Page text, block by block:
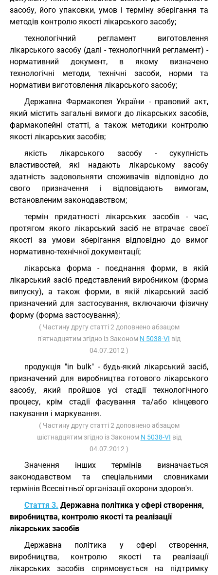
засобу, його упаковки, умов і терміну зберігання та
методів контролю якості лікарського засобу;
технологічний регламент виготовлення
лікарського засобу (далі - технологічний регламент) -
нормативний документ, в якому визначено
технологічні методи, технічні засоби, норми та
нормативи виготовлення лікарського засобу;
Державна Фармакопея України - правовий акт,
який містить загальні вимоги до лікарських засобів,
фармакопейні статті, а також методики контролю
якості лікарських засобів;
якість лікарського засобу - сукупність
властивостей, які надають лікарському засобу
здатність задовольняти споживачів відповідно до
свого призначення і відповідають вимогам,
встановленим законодавством;
термін придатності лікарських засобів - час,
протягом якого лікарський засіб не втрачає своєї
якості за умови зберігання відповідно до вимог
нормативно-технічної документації;
лікарська форма - поєднання форми, в якій
лікарський засіб представлений виробником (форма
випуску), а також форми, в якій лікарський засіб
призначений для застосування, включаючи фізичну
форму (форма застосування);
( Частину другу статті 2 доповнено абзацом
п'ятнадцятим згідно із Законом N 5038-VI від
04.07.2012 )
продукція "in bulk" - будь-який лікарський засіб,
призначений для виробництва готового лікарського
засобу, який пройшов усі стадії технологічного
процесу, крім стадії фасування та/або кінцевого
пакування і маркування.
( Частину другу статті 2 доповнено абзацом
шістнадцятим згідно із Законом N 5038-VI від
04.07.2012 )
Значення інших термінів визначається
законодавством та спеціальними словниками
термінів Всесвітньої організації охорони здоров'я.
Стаття 3. Державна політика у сфері створення,
виробництва, контролю якості та реалізації
лікарських засобів
Державна політика у сфері створення,
виробництва, контролю якості та реалізації
лікарських засобів спрямовується на підтримку